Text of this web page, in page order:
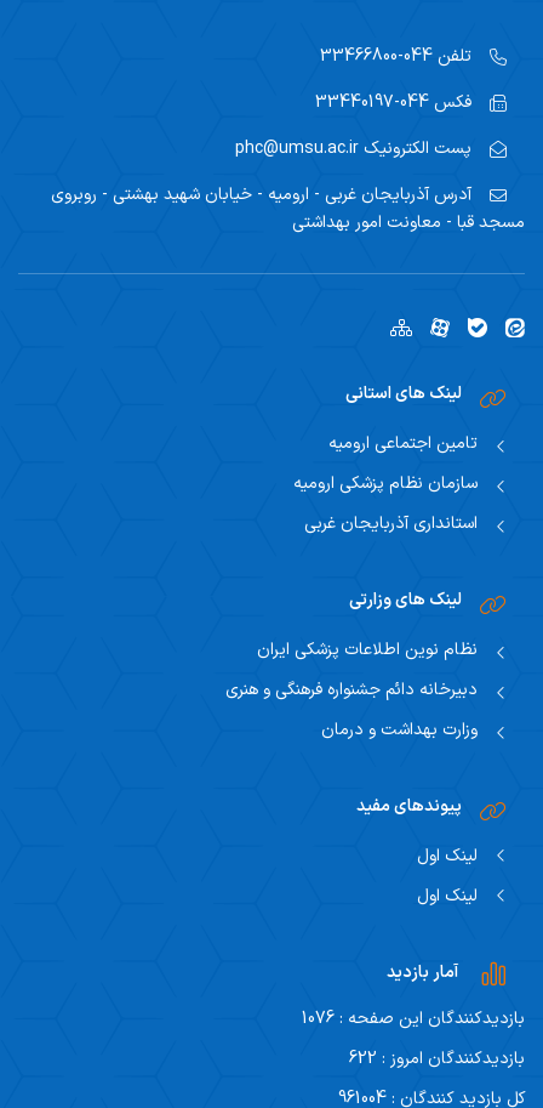
تلفن
فکس
پست الکترونیک
آدرس آذربایجان غربی - ارومیه - خیابان شهید بهشتی - روبروی
مسجد قبا - معاونت امور بهداشتی
لینک های استانی
تامین اجتماعی ارومیه
سازمان نظام پزشکی ارومیه
استانداری آذربایجان غربی
لینک های وزارتی
نظام نوین اطلاعات پزشکی ایران
دبیرخانه دائم جشنواره فرهنگی و هنری
وزارت بهداشت و درمان
پیوندهای مفید
لینک اول
لینک اول
آمار بازدید
بازدیدکنندگان این صفحه : 1076
بازدیدکنندگان امروز : 622
کل بازدید کنندگان : 961004